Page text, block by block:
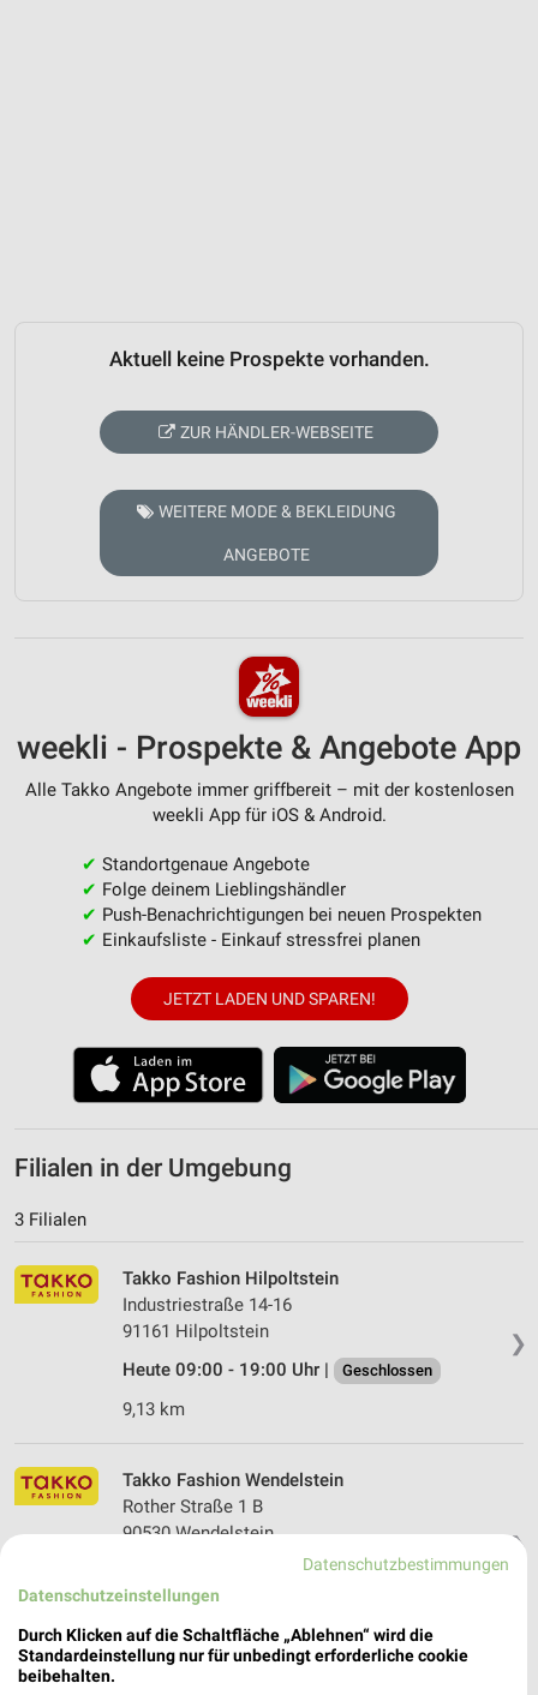
Aktuell keine Prospekte vorhanden.
ZUR HÄNDLER-WEBSEITE
WEITERE MODE & BEKLEIDUNG
ANGEBOTE
weekli - Prospekte & Angebote App
Alle Takko Angebote immer griffbereit – mit der kostenlosen
weekli App für iOS & Android.
✔ Standortgenaue Angebote
✔ Folge deinem Lieblingshändler
✔ Push-Benachrichtigungen bei neuen Prospekten
✔ Einkaufsliste - Einkauf stressfrei planen
JETZT LADEN UND SPAREN!
Filialen in der Umgebung
3 Filialen
❯
Takko Fashion Hilpoltstein
Industriestraße 14-16
91161 Hilpoltstein
Heute 09:00 - 19:00 Uhr |
Geschlossen
9,13 km
❯
Takko Fashion Wendelstein
Rother Straße 1 B
90530 Wendelstein
Heute 09:00 - 20:00 Uhr | Geschlossen
Datenschutzbestimmungen
Datenschutzeinstellungen
Durch Klicken auf die Schaltfläche „Ablehnen“ wird die
Standardeinstellung nur für unbedingt erforderliche cookie
beibehalten.